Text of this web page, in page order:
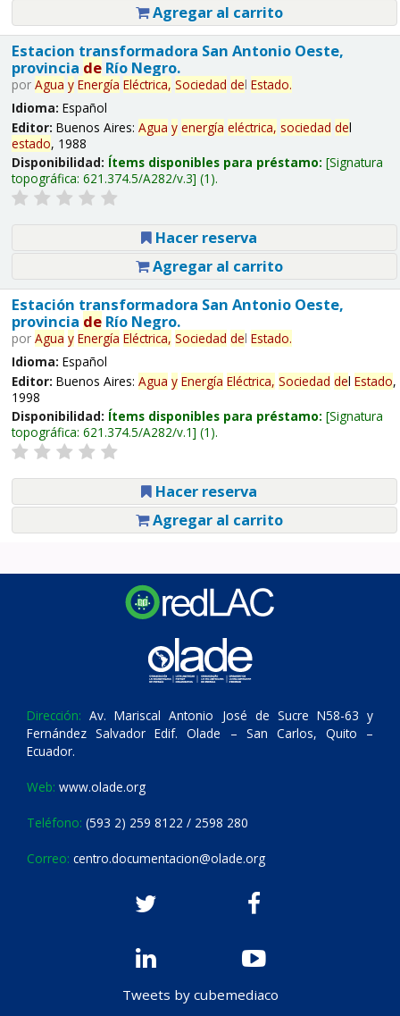
Agregar al carrito
Estacion transformadora San Antonio Oeste,
provincia deRío Negro.
por Agua y Energía Eléctrica, Sociedad del Estado.
Idioma: Español
Editor: Buenos Aires: Agua y energía eléctrica, sociedad del
estado, 1988
Disponibilidad: Ítems disponibles para préstamo: Signatura
topográfica: 621.374.5/A282/v.3 (1).
Hacer reserva
Agregar al carrito
Estación transformadora San Antonio Oeste,
provincia deRío Negro.
por Agua y Energía Eléctrica, Sociedad del Estado.
Idioma: Español
Editor: Buenos Aires: Agua y Energía Eléctrica, Sociedad del Estado,
1998
Disponibilidad: Ítems disponibles para préstamo: Signatura
topográfica: 621.374.5/A282/v.1 (1).
Hacer reserva
Agregar al carrito
Dirección: Av. Mariscal Antonio José de Sucre N58-63 y
Fernández Salvador Edif. Olade – San Carlos, Quito –
Ecuador.
Web: www.olade.org
Teléfono: (593 2) 259 8122 / 2598 280
Correo: centro.documentacion@olade.org
Tweets by cubemediaco